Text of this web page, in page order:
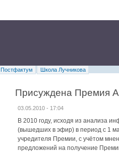
Постфактум
Школа Лучникова
Присуждена Премия
03.05.2010 - 17:04
В 2010 году, исходя из анализа
(вышедших в эфир) в период с 1
учредителя Премии, с учётом
предложений на получение